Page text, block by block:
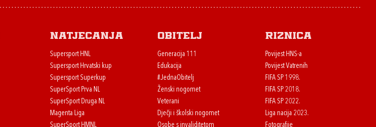
Natjecanja
Supersport HNL
Supersport Hrvatski kup
Supersport Superkup
SuperSport Prva NL
SuperSport Druga NL
Magenta Liga
SuperSport HMNL
Obitelj
Generacija 111
Edukacija
#JednaObitelj
Ženski nogomet
Veterani
Dječji i školski nogomet
Osobe s invaliditetom
Riznica
Povijest HNS-a
Povijest Vatrenih
FIFA SP 1998.
FIFA SP 2018.
FIFA SP 2022.
Liga nacija 2023.
Fotografije